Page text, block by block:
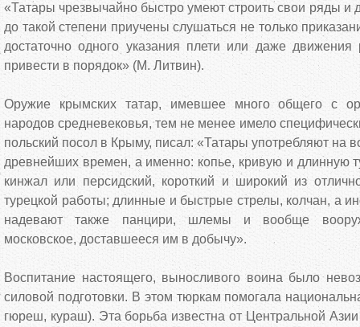
«Татары чрезвычайно быстро умеют строить свои ряды и
до такой степени приучены слушаться не только
достаточно одного указания плети или даже
привести в порядок» (М. Литвин).
Оружие крымских татар, имевшее много общего с
народов средневековья, тем не менее имело
польский посол в Крыму, писал: «Татары употребляют на
древнейших времен, а именно: копье, кривую и длинную
кинжал или персидский, короткий и широкий из
турецкой работы; длинные и быстрые стрелы, колчан, а
надевают также панцири, шлемы и вообще
московское, доставшееся им в добычу».
Воспитание настоящего, выносливого воина было
силовой подготовки. В этом тюркам помогала
гюреш, кураш). Эта борьба известна от Центральной